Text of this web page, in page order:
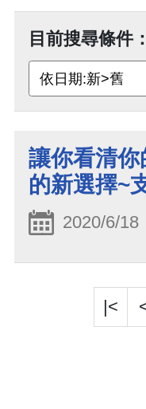
目前搜尋條件：
讓你看清
的新選擇~
2020/6/18
|<